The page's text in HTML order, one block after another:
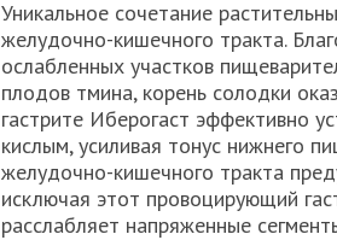
Уникальное сочетание
желудочно-кишечного тракта.
ослабленных участков
плодов тмина, корень солодки
гастрите Иберогаст эффективно
кислым, усиливая тонус нижнего
желудочно-кишечного тракта
исключая этот провоцирующий
расслабляет напряженные